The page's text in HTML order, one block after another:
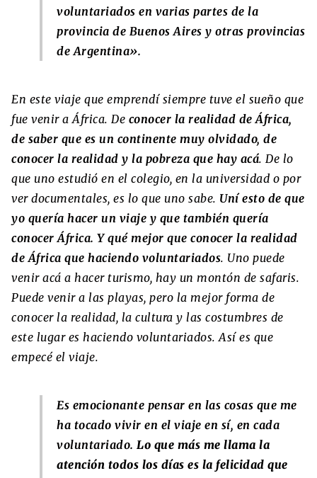
voluntariados en varias partes de la
provincia de Buenos Aires y otras provincias
de Argentina».
En este viaje que emprendí siempre tuve el sueño que
fue venir a África. De conocer la realidad de África,
de saber que es un continente muy olvidado, de
conocer la realidad y la pobreza que hay acá. De lo
que uno estudió en el colegio, en la universidad o por
ver documentales, es lo que uno sabe. Uní esto de que
yo quería hacer un viaje y que también quería
conocer África. Y qué mejor que conocer la realidad
de África que haciendo voluntariados. Uno puede
venir acá a hacer turismo, hay un montón de safaris.
Puede venir a las playas, pero la mejor forma de
conocer la realidad, la cultura y las costumbres de
este lugar es haciendo voluntariados. Así es que
empecé el viaje.
Es emocionante pensar en las cosas que me
ha tocado vivir en el viaje en sí, en cada
voluntariado. Lo que más me llama la
atención todos los días es la felicidad que